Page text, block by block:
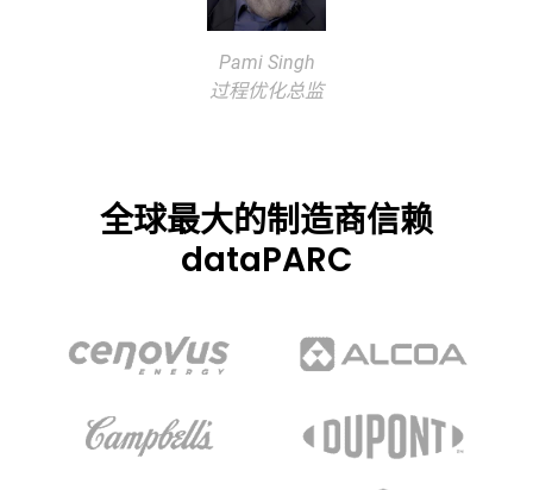
Pami Singh
过程优化总监
全球最大的制造商信赖
dataPARC